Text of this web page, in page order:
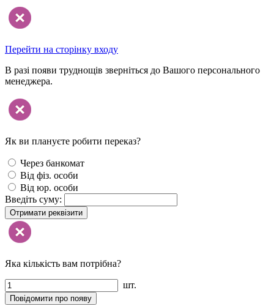
Перейти на сторінку входу
В разі появи труднощів зверніться до Вашого персонального
менеджера.
Як ви плануєте робити переказ?
Через банкомат
Від фіз. особи
Від юр. особи
Введіть суму:
Отримати реквізити
Яка кількість вам потрібна?
шт.
Повідомити про появу